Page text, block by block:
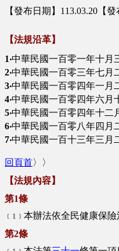
【發布日期】113.03.20【發
【法規沿革】
1‧中華民國一百零一年十月
2‧中華民國一百零三年七月
3‧中華民國一百零四年一月
4‧中華民國一百零四年六月
5‧中華民國一百零四年十二
6‧中華民國一百零八年四月
7‧中華民國一百十三年三月
回頁首〉〉
【法規內容】
第1條
﹝1﹞ 本辦法依全民健康保
第2條